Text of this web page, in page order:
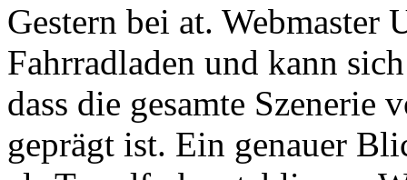
Gestern bei at. Webmaster
Fahrradladen und kann
dass die gesamte Szenerie
geprägt ist. Ein genauer